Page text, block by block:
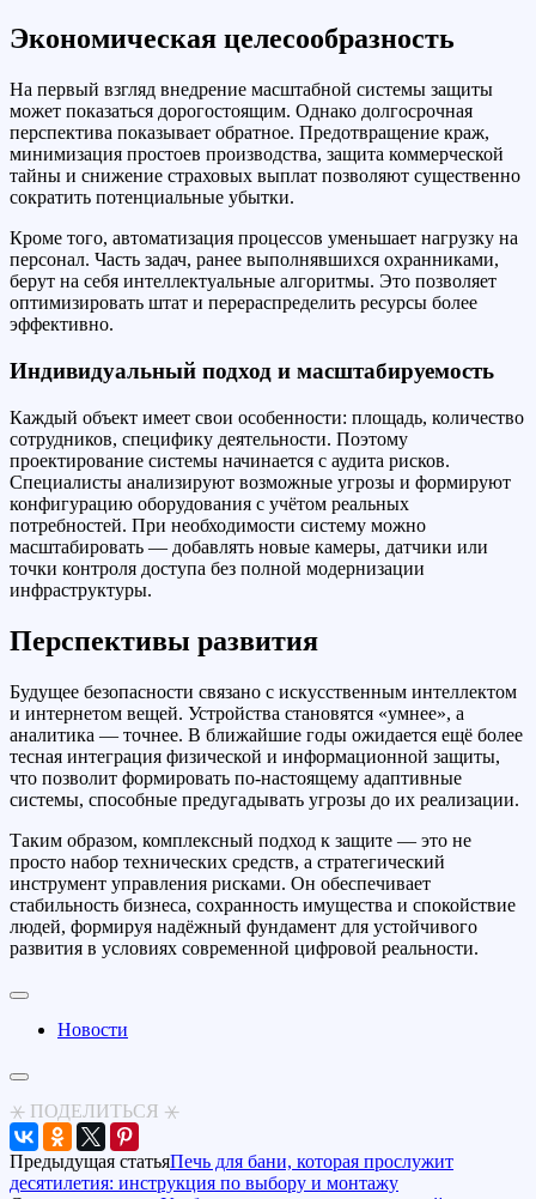
Экономическая целесообразность
На первый взгляд внедрение масштабной системы защиты
может показаться дорогостоящим. Однако долгосрочная
перспектива показывает обратное. Предотвращение краж,
минимизация простоев производства, защита коммерческой
тайны и снижение страховых выплат позволяют существенно
сократить потенциальные убытки.
Кроме того, автоматизация процессов уменьшает нагрузку на
персонал. Часть задач, ранее выполнявшихся охранниками,
берут на себя интеллектуальные алгоритмы. Это позволяет
оптимизировать штат и перераспределить ресурсы более
эффективно.
Индивидуальный подход и масштабируемость
Каждый объект имеет свои особенности: площадь, количество
сотрудников, специфику деятельности. Поэтому
проектирование системы начинается с аудита рисков.
Специалисты анализируют возможные угрозы и формируют
конфигурацию оборудования с учётом реальных
потребностей. При необходимости систему можно
масштабировать — добавлять новые камеры, датчики или
точки контроля доступа без полной модернизации
инфраструктуры.
Перспективы развития
Будущее безопасности связано с искусственным интеллектом
и интернетом вещей. Устройства становятся «умнее», а
аналитика — точнее. В ближайшие годы ожидается ещё более
тесная интеграция физической и информационной защиты,
что позволит формировать по-настоящему адаптивные
системы, способные предугадывать угрозы до их реализации.
Таким образом, комплексный подход к защите — это не
просто набор технических средств, а стратегический
инструмент управления рисками. Он обеспечивает
стабильность бизнеса, сохранность имущества и спокойствие
людей, формируя надёжный фундамент для устойчивого
развития в условиях современной цифровой реальности.
Новости
⚹ ПОДЕЛИТЬСЯ ⚹
Предыдущая статьяПечь для бани, которая прослужит
десятилетия: инструкция по выбору и монтажу